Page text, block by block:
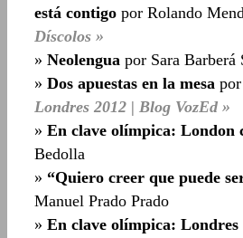
está contigo por Rolando
Díscolos »
» Neolengua por Sara Barberá
» Dos apuestas en la mesa
Londres 2012 | Blog VozEd »
» En clave olímpica: London
Bedolla
» “Quiero creer que puede
Manuel Prado Prado
» En clave olímpica: Londres